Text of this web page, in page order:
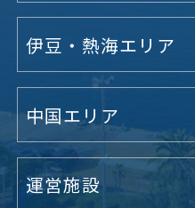
伊豆・熱海エリア
中国エリア
運営施設